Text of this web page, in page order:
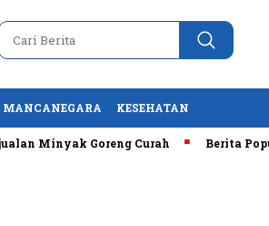
MANCANEGARA KESEHATAN
Minyak Goreng Curah Berita